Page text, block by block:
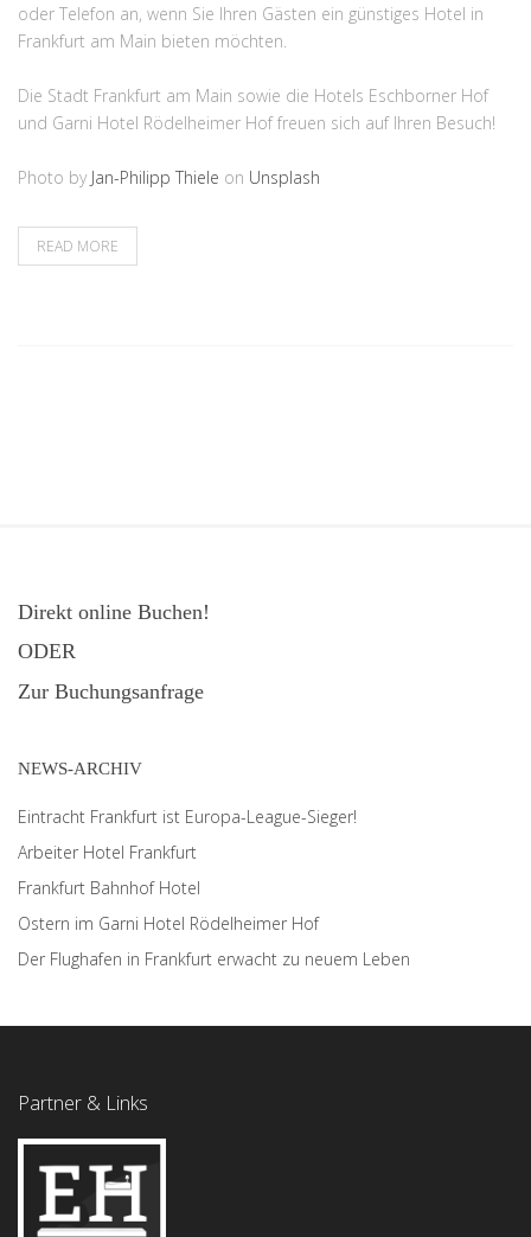
oder Telefon an, wenn Sie Ihren Gästen ein günstiges Hotel in
Frankfurt am Main bieten möchten.
Die Stadt Frankfurt am Main sowie die Hotels Eschborner Hof
und Garni Hotel Rödelheimer Hof freuen sich auf Ihren Besuch!
Photo by Jan-Philipp Thiele on Unsplash
READ MORE
Direkt online Buchen!
ODER
Zur Buchungsanfrage
NEWS-ARCHIV
Eintracht Frankfurt ist Europa-League-Sieger!
Arbeiter Hotel Frankfurt
Frankfurt Bahnhof Hotel
Ostern im Garni Hotel Rödelheimer Hof
Der Flughafen in Frankfurt erwacht zu neuem Leben
Partner & Links